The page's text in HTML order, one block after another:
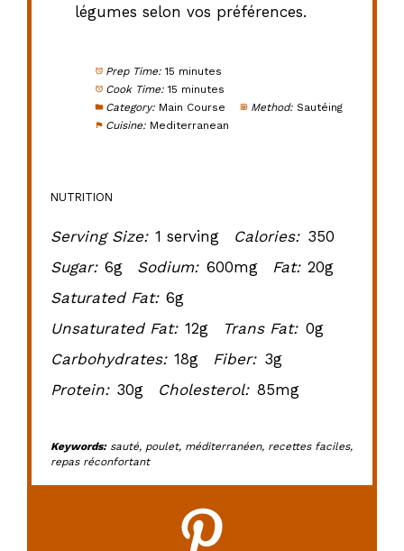
légumes selon vos préférences.
Prep Time: 15 minutes
Cook Time: 15 minutes
Category: Main Course Method: Sautéing
Cuisine: Mediterranean
NUTRITION
Serving Size: 1 serving Calories: 350
Sugar: 6g Sodium: 600mg Fat: 20g
Saturated Fat: 6g
Unsaturated Fat: 12g Trans Fat: 0g
Carbohydrates: 18g Fiber: 3g
Protein: 30g Cholesterol: 85mg
Keywords:sauté, poulet, méditerranéen, recettes faciles,
repas réconfortant